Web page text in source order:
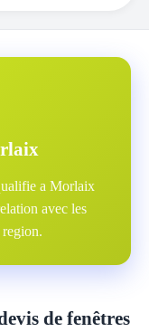
a Morlaix
avec les
de fenêtres